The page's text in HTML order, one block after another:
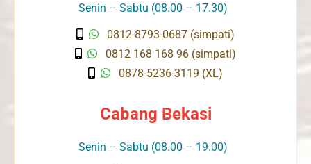
Senin – Sabtu (08.00 – 17.30)
0812-8793-0687 (simpati)
0812 168 168 96 (simpati)
0878-5236-3119 (XL)
Cabang Bekasi
Senin – Sabtu (08.00 – 19.00)